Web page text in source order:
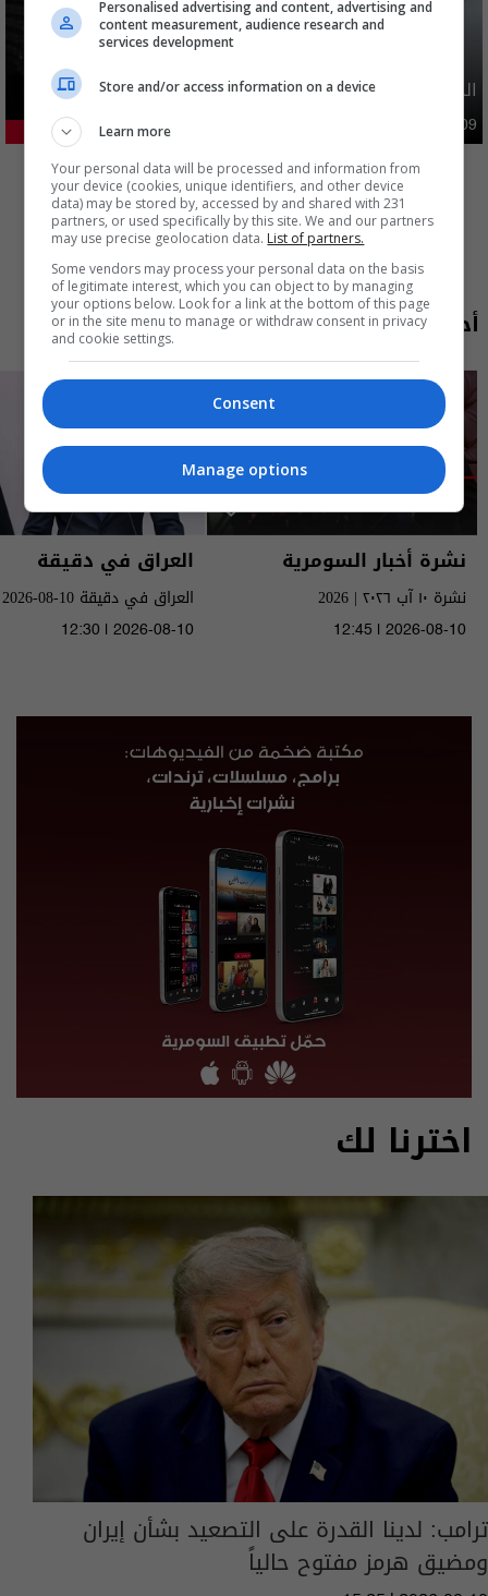
الدولار يواصل الارتفاع امام الدينار العراقي
اقتصاد 09:50 | 2026-08-09
المزيد
أحدث الحلقات
نشرة أخبار السومرية
نشرة ١٠ آب ٢٠٢٦ | 2026
12:45 | 2026-08-10
العراق في دقيقة
العراق في دقيقة 10-08-2026 | 2026
12:30 | 2026-08-10
اخترنا لك
ترامب: لدينا القدرة على التصعيد بشأن إيران
ومضيق هرمز مفتوح حالياً
Personalised advertising and content, advertising and
content measurement, audience research and
services development
Store and/or access information on a device
Learn more
Your personal data will be processed and information from
your device (cookies, unique identifiers, and other device
data) may be stored by, accessed by and shared with 231
partners, or used specifically by this site. We and our partners
may use precise geolocation data. List of partners.
Some vendors may process your personal data on the basis
of legitimate interest, which you can object to by managing
your options below. Look for a link at the bottom of this page
or in the site menu to manage or withdraw consent in privacy
and cookie settings.
Consent
Manage options